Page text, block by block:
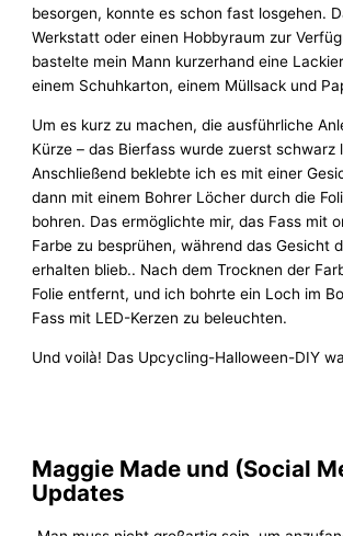
besorgen, konnte es schon fast losgehen.
Werkstatt oder einen Hobbyraum zur
bastelte mein Mann kurzerhand eine
einem Schuhkarton, einem Müllsack und
Um es kurz zu machen, die ausführliche
Kürze – das Bierfass wurde zuerst schwarz
Anschließend beklebte ich es mit einer
dann mit einem Bohrer Löcher durch die
bohren. Das ermöglichte mir, das Fass mit
Farbe zu besprühen, während das Gesicht
erhalten blieb.. Nach dem Trocknen der
Folie entfernt, und ich bohrte ein Loch im
Fass mit LED-Kerzen zu beleuchten.
Und voilà! Das Upcycling-Halloween-DIY
Maggie Made und (Social
Updates